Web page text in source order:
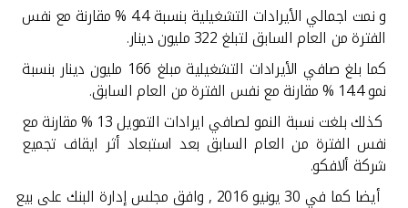
ألمانيا
ماليزيا
تركيا
مصر
و نمت اجمالي الأيرادات التشغيلية بنسبة 4.4 % مقارنة مع نفس
الفترة من العام السابق لتبلغ 322 مليون دينار.
كما بلغ صافي الأيرادات التشغيلية مبلغ 166 مليون دينار بنسبة
نمو14.4 % مقارنة مع نفس الفترة من العام السابق.
كذلك بلغت نسبة النمو لصافي ايرادات التمويل 13 % مقارنة مع
نفس الفترة من العام السابق بعد استبعاد أثر ايقاف تجميع
شركة ألافكو.
أيضا كما في 30 يونيو 2016 , وافق مجلس إدارة البنك على بيع